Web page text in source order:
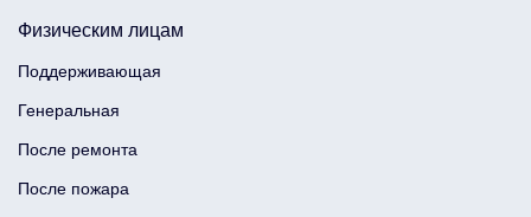
Физическим лицам
Поддерживающая
Генеральная
После ремонта
После пожара